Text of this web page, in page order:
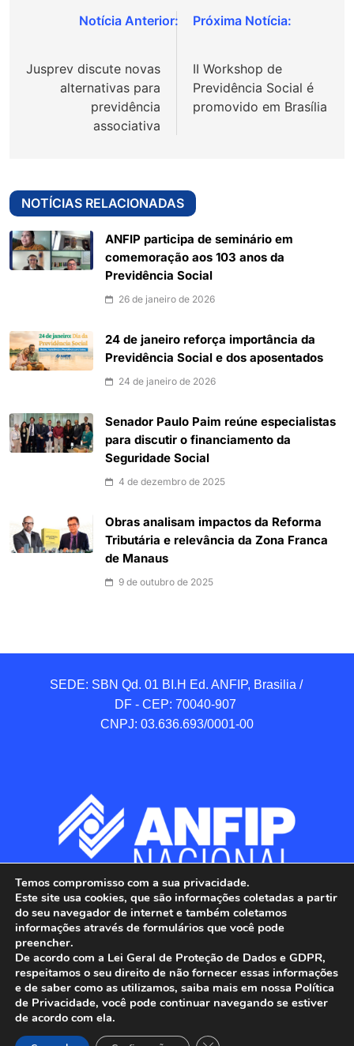
Navegação
Post
Jusprev discute novas
alternativas para
previdência
associativa
II Workshop de
Previdência Social é
promovido em Brasília
NOTÍCIAS RELACIONADAS
ANFIP participa de seminário em
comemoração aos 103 anos da
Previdência Social
26 de janeiro de 2026
24 de janeiro reforça importância da
Previdência Social e dos aposentados
24 de janeiro de 2026
Senador Paulo Paim reúne especialistas
para discutir o financiamento da
Seguridade Social
4 de dezembro de 2025
Obras analisam impactos da Reforma
Tributária e relevância da Zona Franca
de Manaus
9 de outubro de 2025
SEDE: SBN Qd. 01 BI.H Ed. ANFIP, Brasilia /
DF - CEP: 70040-907
CNPJ: 03.636.693/0001-00
ANFIP - Associação Nacional dos Auditores
Fiscais da Receita Federal do Brasil.
Temos compromisso com a sua privacidade.
Este site usa cookies, que são informações coletadas a partir
do seu navegador de internet e também coletamos
informações através de formulários que você pode
preencher.
De acordo com a Lei Geral de Proteção de Dados e GDPR,
respeitamos o seu direito de não fornecer essas informações
e de saber como as utilizamos, saiba mais em nossa Política
de Privacidade, você pode continuar navegando se estiver
de acordo com ela.